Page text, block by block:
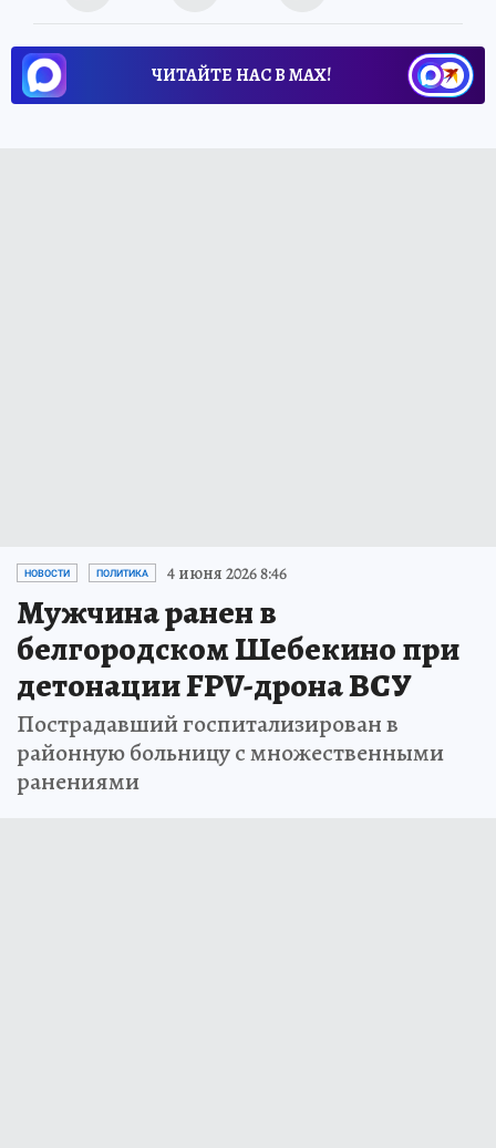
ЧИТАЙТЕ НАС В МАХ!
НОВОСТИ ПОЛИТИКА 4 июня 2026 8:46
Мужчина ранен в
белгородском Шебекино при
детонации FPV-дрона ВСУ
Пострадавший госпитализирован в
районную больницу с множественными
ранениями